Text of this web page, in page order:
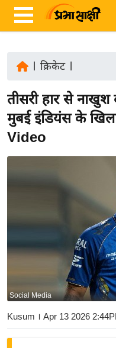
ज़ा
ख
ब
र
र्रा
य
बि
ज़
ने
क्रिकेट|
तीसरी हार से
मुबई इंडियंस के
Video
Social Media
Kusum । Apr 13 2026